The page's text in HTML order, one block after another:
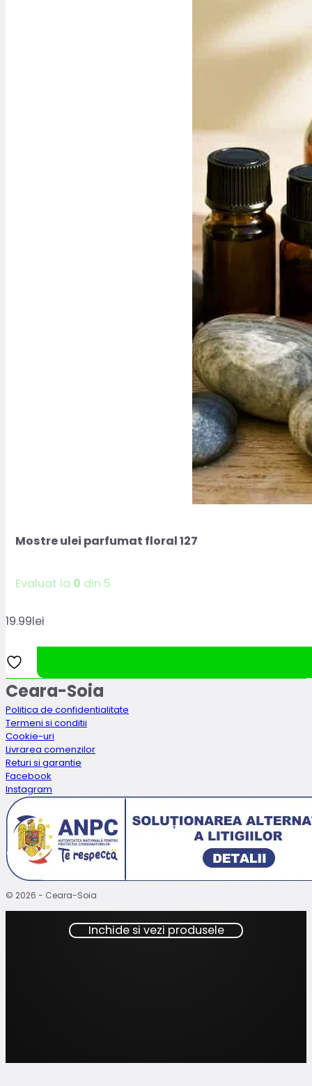
Mostre ulei parfumat floral 127
Evaluat la 0 din 5
19.99lei
Ceara-Soia
Politica de confidentialitate
Termeni si conditii
Cookie-uri
Livrarea comenzilor
Returi si garantie
Facebook
Instagram
© 2026 - Ceara-Soia
Inchide si vezi produsele